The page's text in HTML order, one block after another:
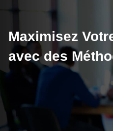
Maximisez
avec des